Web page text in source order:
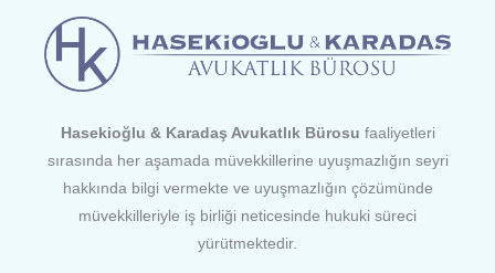
Hasekioğlu & Karadaş Avukatlık Bürosu faaliyetleri
sırasında her aşamada müvekkillerine uyuşmazlığın seyri
hakkında bilgi vermekte ve uyuşmazlığın çözümünde
müvekkilleriyle iş birliği neticesinde hukuki süreci
yürütmektedir.